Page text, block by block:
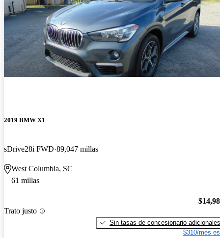
2019 BMW X1
sDrive28i FWD 89,047 millas
West Columbia, SC
61 millas
Trato justo
Sin tasas de concesionario adicionales
$310/mes